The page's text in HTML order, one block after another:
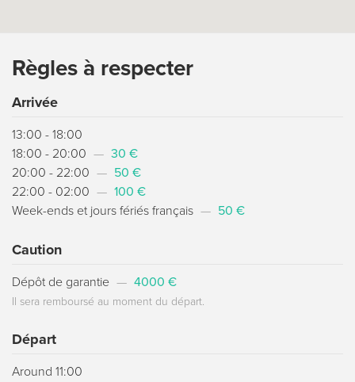
Règles à respecter
Arrivée
13:00 - 18:00
18:00 - 20:00 — 30 €
20:00 - 22:00 — 50 €
22:00 - 02:00 — 100 €
Week-ends et jours fériés français — 50 €
Caution
Dépôt de garantie — 4000 €
Il sera remboursé au moment du départ.
Départ
Around 11:00